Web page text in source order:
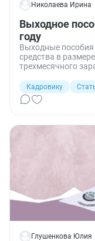
Николаева Ирина
Выходное
году
Выходные
средства в
трехмесячного
основаниям, не
выплаты зависит
сотрудничество
Кадровику
Глушенкова Юлия